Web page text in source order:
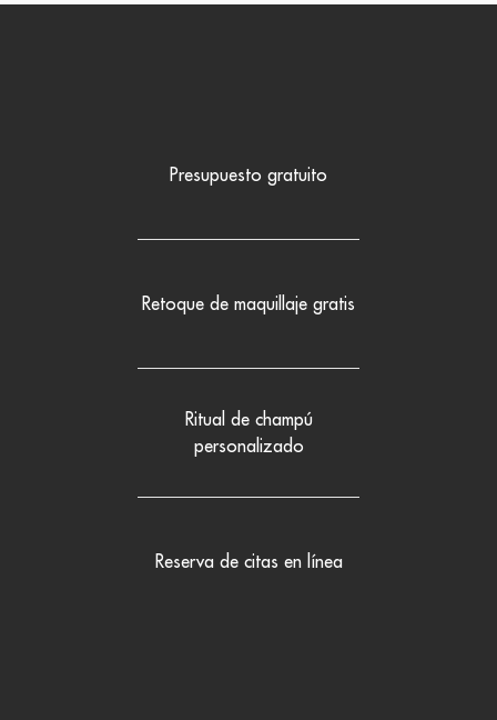
Presupuesto gratuito
Retoque de maquillaje gratis
Ritual de champú
personalizado
Reserva de citas en línea